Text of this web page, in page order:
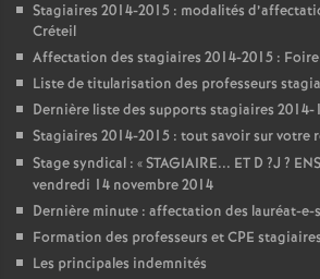
Stagiaires 2014-2015 : modalités
Créteil
Affectation des stagiaires 2014-2015 :
Liste de titularisation des professeurs
Dernière liste des supports stagiaires 2014-
Stagiaires 2014-2015 : tout savoir sur votre
Stage syndical : «STAGIAIRE... ET D ?J ?
vendredi 14 novembre 2014
Dernière minute : affectation des lauréat-e-
Formation des professeurs etCPE stagiaires
Les principales indemnités